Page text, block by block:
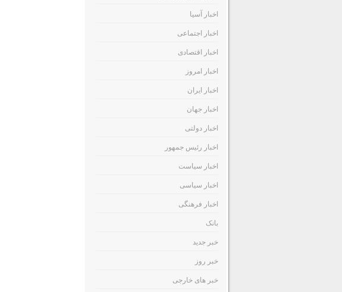
اخبار آسیا
اخبار اجتماعی
اخبار اقتصادی
اخبار امروز
اخبار ایران
اخبار جهان
اخبار دولتی
اخبار رئیس جمهور
اخبار سیاست
اخبار سیاسی
اخبار فرهنگی
بانک
خبر جدید
خبر روز
خبر های خارجی